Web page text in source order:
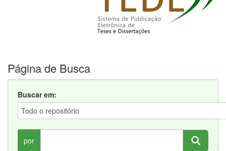
Página de Busca
Buscar em:
por